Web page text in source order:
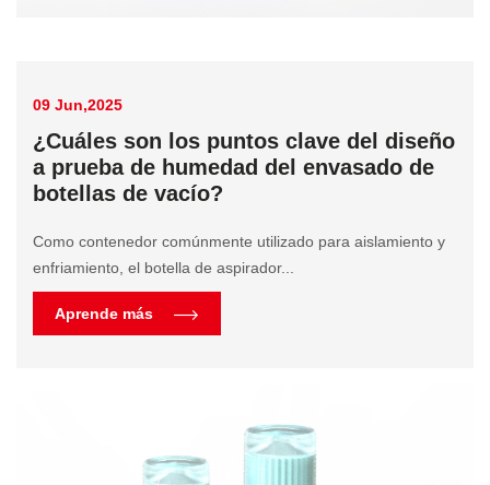
09 Jun,2025
¿Cuáles son los puntos clave del diseño
a prueba de humedad del envasado de
botellas de vacío?
Como contenedor comúnmente utilizado para aislamiento y
enfriamiento, el botella de aspirador...
Aprende más